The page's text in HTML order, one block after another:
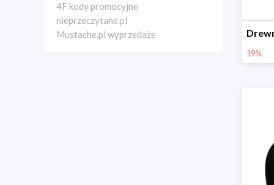
4F kody promocyjne
nieprzeczytane.pl
Mustache.pl wyprzedaże
19%